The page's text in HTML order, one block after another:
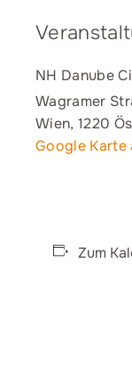
NH Danube
Wagramer
Wien, 1220
Google Karte
Zum